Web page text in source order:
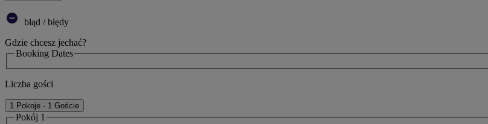
błąd / błędy
Gdzie chcesz jechać?
Booking Dates
Liczba gości
1 Pokoje - 1 Goście
Pokój 1